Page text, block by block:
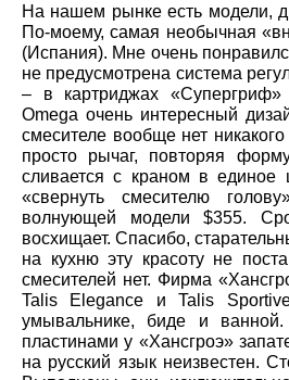
На нашем рынке есть модели,
По-моему, самая необычная
(Испания). Мне очень
не предусмотрена система
– в картриджах «Супергриф»
Omega очень интересный
смесителе вообще нет
просто рычаг, повторяя
сливается с краном в
«свернуть смесителю
волнующей модели $355.
восхищает. Спасибо,
на кухню эту красоту не
смесителей нет. Фирма
Talis Elegance и Talis
умывальнике, биде и
пластинами у «Хансгроэ»
на русский язык неизвестен.